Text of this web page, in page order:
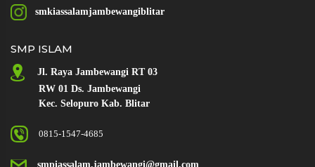
smkiassalamjambewangiblitar
SMP ISLAM
Jl. Raya Jambewangi RT 03
RW 01 Ds. Jambewangi
Kec. Selopuro Kab. Blitar
0815-1547-4685
smpiassalam.jambewangi@gmail.com